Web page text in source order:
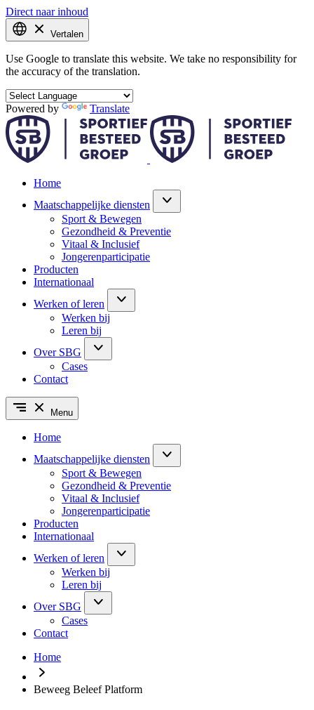
Direct naar inhoud
Vertalen
Use Google to translate this website. We take no responsibility for
the accuracy of the translation.
Powered by Translate
Home
Maatschappelijke diensten
Sport & Bewegen
Gezondheid & Preventie
Vitaal & Inclusief
Jongerenparticipatie
Producten
Internationaal
Werken of leren
Werken bij
Leren bij
Over SBG
Cases
Contact
Menu
Home
Maatschappelijke diensten
Sport & Bewegen
Gezondheid & Preventie
Vitaal & Inclusief
Jongerenparticipatie
Producten
Internationaal
Werken of leren
Werken bij
Leren bij
Over SBG
Cases
Contact
Home
Beweeg Beleef Platform